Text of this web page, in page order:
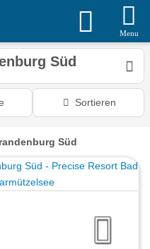
Menu
Süd
Sortieren
Süd